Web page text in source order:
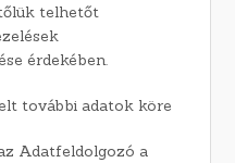
telhetőt
érdekében.
további adatok köre
Adatfeldolgozó a